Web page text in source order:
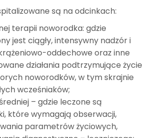
są na odcinkach:
terapii noworodka: gdzie
jest ciągły, intensywny nadzór i
oddechowe oraz inne
działania podtrzymujące życie
noworodków, w tym skrajnie
wcześniaków;
– gdzie leczone są
które wymagają obserwacji,
parametrów życiowych,